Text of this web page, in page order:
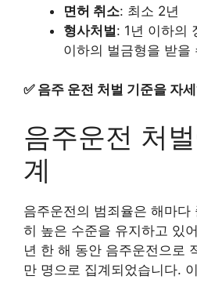
면허 취소: 최소 2년
형사처벌: 1년 이하의
이하의 벌금형을 받을
✅ 음주 운전 처벌 기준을 자
음주운전 처
계
음주운전의 범죄율은 해마다
히 높은 수준을 유지하고 있
년 한 해 동안 음주운전으로
만 명으로 집계되었습니다.